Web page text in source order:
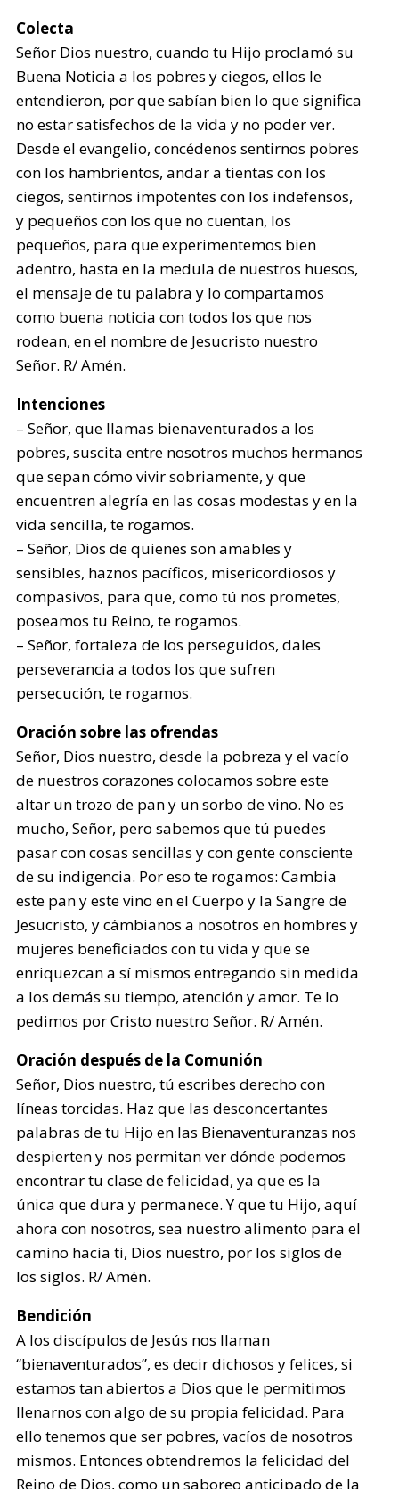
Colecta
Señor Dios nuestro, cuando tu Hijo proclamó su
Buena Noticia a los pobres y ciegos, ellos le
entendieron, por que sabían bien lo que significa
no estar satisfechos de la vida y no poder ver.
Desde el evangelio, concédenos sentirnos pobres
con los hambrientos, andar a tientas con los
ciegos, sentirnos impotentes con los indefensos,
y pequeños con los que no cuentan, los
pequeños, para que experimentemos bien
adentro, hasta en la medula de nuestros huesos,
el mensaje de tu palabra y lo compartamos
como buena noticia con todos los que nos
rodean, en el nombre de Jesucristo nuestro
Señor. R/ Amén.
Intenciones
– Señor, que llamas bienaventurados a los
pobres, suscita entre nosotros muchos hermanos
que sepan cómo vivir sobriamente, y que
encuentren alegría en las cosas modestas y en la
vida sencilla, te rogamos.
– Señor, Dios de quienes son amables y
sensibles, haznos pacíficos, misericordiosos y
compasivos, para que, como tú nos prometes,
poseamos tu Reino, te rogamos.
– Señor, fortaleza de los perseguidos, dales
perseverancia a todos los que sufren
persecución, te rogamos.
Oración sobre las ofrendas
Señor, Dios nuestro, desde la pobreza y el vacío
de nuestros corazones colocamos sobre este
altar un trozo de pan y un sorbo de vino. No es
mucho, Señor, pero sabemos que tú puedes
pasar con cosas sencillas y con gente consciente
de su indigencia. Por eso te rogamos: Cambia
este pan y este vino en el Cuerpo y la Sangre de
Jesucristo, y cámbianos a nosotros en hombres y
mujeres beneficiados con tu vida y que se
enriquezcan a sí mismos entregando sin medida
a los demás su tiempo, atención y amor. Te lo
pedimos por Cristo nuestro Señor. R/ Amén.
Oración después de la Comunión
Señor, Dios nuestro, tú escribes derecho con
líneas torcidas. Haz que las desconcertantes
palabras de tu Hijo en las Bienaventuranzas nos
despierten y nos permitan ver dónde podemos
encontrar tu clase de felicidad, ya que es la
única que dura y permanece. Y que tu Hijo, aquí
ahora con nosotros, sea nuestro alimento para el
camino hacia ti, Dios nuestro, por los siglos de
los siglos. R/ Amén.
Bendición
A los discípulos de Jesús nos llaman
“bienaventurados”, es decir dichosos y felices, si
estamos tan abiertos a Dios que le permitimos
llenarnos con algo de su propia felicidad. Para
ello tenemos que ser pobres, vacíos de nosotros
mismos. Entonces obtendremos la felicidad del
Reino de Dios, como un saboreo anticipado de la